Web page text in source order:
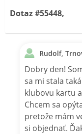
Dotaz #55448,
Rudolf,
Dobry den!
sa mi stala
klubovu kartu
Chcem sa
pretože mám
si objednať.